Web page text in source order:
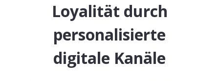
Loyalität durch
personalisierte
digitale Kanäle